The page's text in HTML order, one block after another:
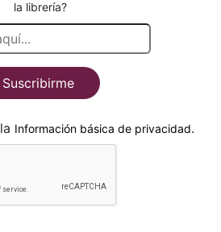
la librería?
Suscribirme
He leido y acepto la Información básica de privacidad.